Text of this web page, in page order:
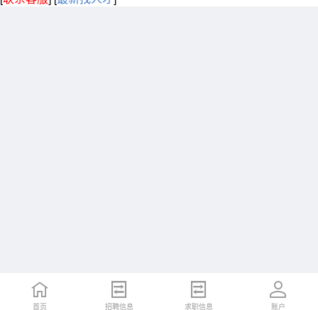
首页 招聘信息 求职信息 账户